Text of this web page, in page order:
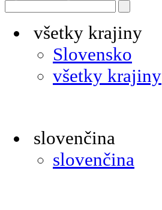
všetky krajiny
Slovensko
všetky krajiny
slovenčina
slovenčina